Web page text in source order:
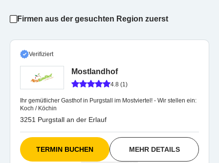
Firmen aus der gesuchten Region zuerst
Verifiziert
Mostlandhof
4.8 (1)
Ihr gemütlicher Gasthof in Purgstall im Mostviertel! - Wir stellen ein:
Koch / Köchin
3251 Purgstall an der Erlauf
TERMIN BUCHEN MEHR DETAILS